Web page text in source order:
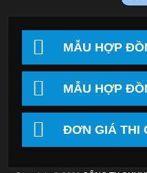
MẪU HỢP
MẪU HỢP
ĐƠN GIÁ THI